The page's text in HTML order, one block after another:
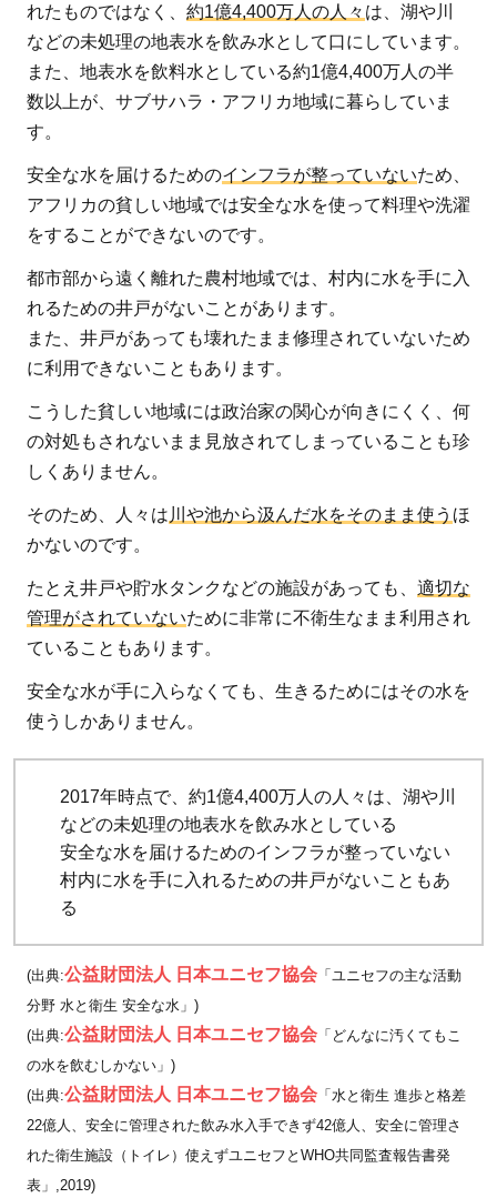
2
きれ
いな
水が
使え
ない
こと
で起
影響
は？
3
汚染
され
た水
を安
水に
変え
るた
めに
援と
は？
4
アフ
リカ
人々
を救
私た
ちが
でき
るこ
と
4.1
継続
れたものではなく、 約1億4,400万人の人々 は、湖や川
などの未処理の地表水を飲み水として口にしています。
また、地表水を飲料水としている約1億4,400万人の半
数以上が、サブサハラ・アフリカ地域に暮らしていま
す。
安全な水を届けるためのインフラが整っていないため、
アフリカの貧しい地域では安全な水を使って料理や洗濯
をすることができないのです。
都市部から遠く離れた農村地域では、村内に水を手に入
れるための井戸がないことがあります。
また、井戸があっても壊れたまま修理されていないため
に利用できないこともあります。
こうした貧しい地域には政治家の関心が向きにくく、何
の対処もされないまま見放されてしまっていることも珍
しくありません。
そのため、人々は 川や池から汲んだ水をそのまま使う ほ
かないのです。
たとえ井戸や貯水タンクなどの施設があっても、 適切な
管理がされていないために非常に不衛生なまま利用され
ていることもあります。
安全な水が手に入らなくても、生きるためにはその水を
使うしかありません。
2017年時点で、約1億4,400万人の人々は、湖や川
などの未処理の地表水を飲み水としている
安全な水を届けるためのインフラが整っていない
村内に水を手に入れるための井戸がないこともあ
る
(出典:公益財団法人 日本ユニセフ協会 「ユニセフの主な活動
分野 水と衛生 安全な水」)
(出典:公益財団法人 日本ユニセフ協会 「どんなに汚くてもこ
の水を飲むしかない」)
(出典:公益財団法人 日本ユニセフ協会 「水と衛生 進歩と格差
22億人、安全に管理された飲み水入手できず42億人、安全に管理さ
れた衛生施設（トイレ）使えずユニセフとWHO共同監査報告書発
表」,2019)